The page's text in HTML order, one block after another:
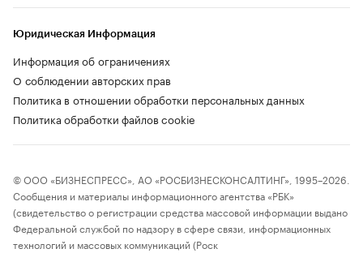
Юридическая Информация
Информация об ограничениях
О соблюдении авторских прав
Политика в отношении обработки персональных данных
Политика обработки файлов cookie
© ООО «БИЗНЕСПРЕСС», АО «РОСБИЗНЕСКОНСАЛТИНГ», 1995–2026.
Сообщения и материалы информационного агентства «РБК»
(свидетельство о регистрации средства массовой информации выдано
Федеральной службой по надзору в сфере связи, информационных
технологий и массовых коммуникаций (Роск